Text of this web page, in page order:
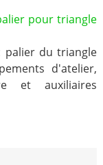
pour triangle
palier du triangle
d'atelier,
et auxiliaires